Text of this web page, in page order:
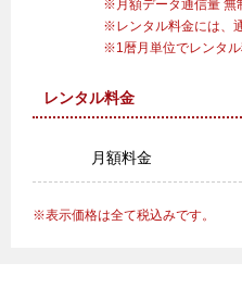
月額データ通信量 無
レンタル料金には、
1暦月単位でレンタ
レンタル料金
月額料金
表示価格は全て税込みです。